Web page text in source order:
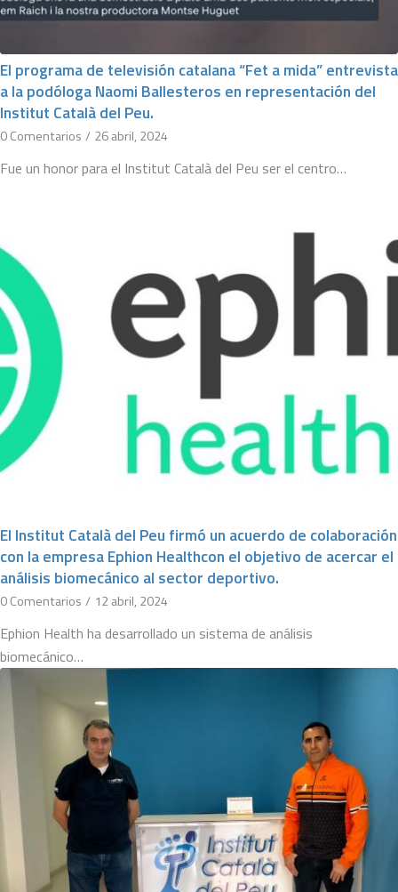
El programa de televisión catalana “Fet a mida” entrevista
a la podóloga Naomi Ballesteros en representación del
Institut Català del Peu.
0 Comentarios / 26 abril, 2024
Fue un honor para el Institut Català del Peu ser el centro…
El Institut Català del Peu firmó un acuerdo de colaboración
con la empresa Ephion Healthcon el objetivo de acercar el
análisis biomecánico al sector deportivo.
0 Comentarios / 12 abril, 2024
Ephion Health ha desarrollado un sistema de análisis
biomecánico…